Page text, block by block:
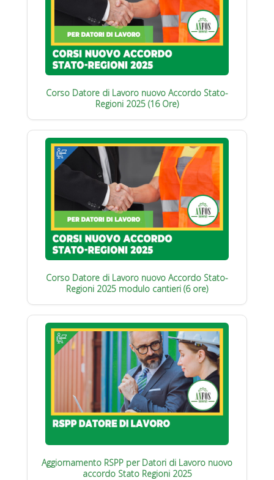
Corso Datore di Lavoro nuovo Accordo Stato-
Regioni 2025 (16 Ore)
Corso Datore di Lavoro nuovo Accordo Stato-
Regioni 2025 modulo cantieri (6 ore)
Aggiornamento RSPP per Datori di Lavoro nuovo
accordo Stato Regioni 2025